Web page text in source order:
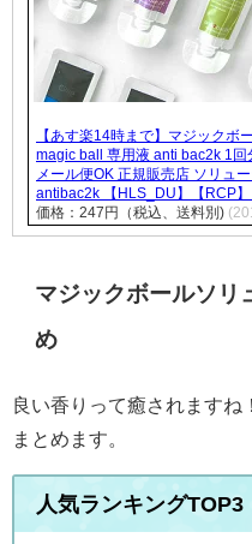
【あす楽14時まで】マジックボ
magic ball 専用液 anti bac2k 1回
メール便OK 正規販売店 ソリュ
antibac2k 【HLS_DU】【RCP】
価格：247円（税込、送料別)
マジックボールソリ
め
良い香りって癒されますね！
まとめます。
人気ランキングTOP3